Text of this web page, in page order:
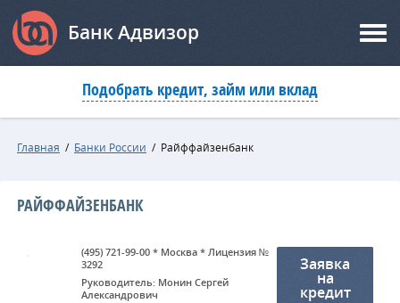
Банк Адвизор
Подобрать кредит, займ или вклад
Главная / Банки России / Райффайзенбанк
РАЙФФАЙЗЕНБАНК
(495) 721-99-00 * Москва * Лицензия №
3292
Руководитель: Монин Сергей
Александрович
Заявка
на
кредит